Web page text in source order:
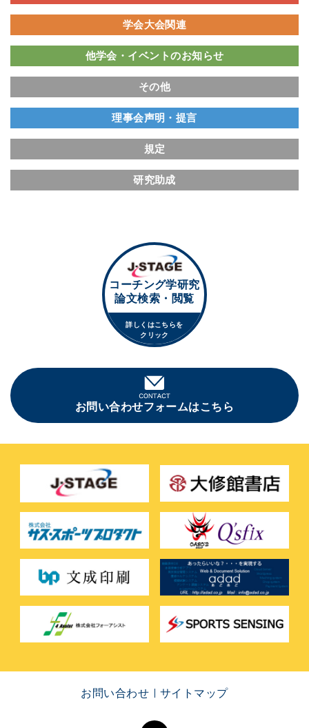
学会大会関連
他学会・イベントのお知らせ
その他
理事会声明・提言
規定
研究助成
コーチング学研究
論文検索・閲覧
詳しくはこちらを
クリック
お問い合わせフォームはこちら
お問い合わせ サイトマップ